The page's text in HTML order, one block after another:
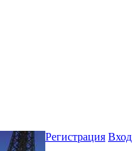
Регистрация Вход